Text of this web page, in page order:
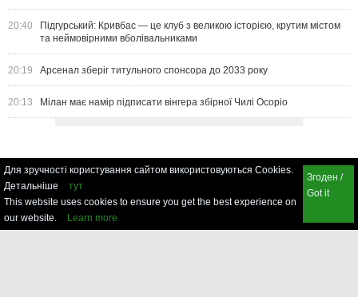
20:40
Підгурський: Кривбас — це клуб з великою історією, крутим містом
та неймовірними вболівальниками
20:19 Арсенал зберіг титульного спонсора до 2033 року
20:13 Мілан має намір підписати вінгера збірної Чилі Осоріо
Для зручності користування сайтом використовуються Cookies.
Детальніше
тут
This website uses cookies to ensure you get the best experience on
our website.
Learn more
Згоден /
Got it